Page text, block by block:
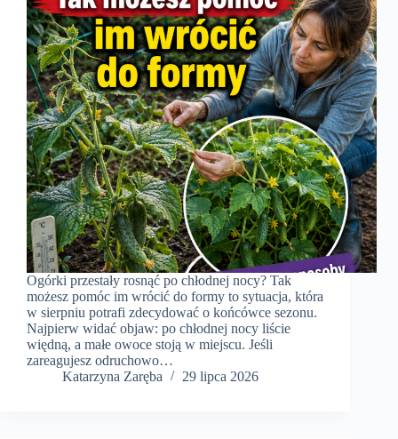
Ogórki przestały rosnąć po chłodnej nocy? Tak
możesz pomóc im wrócić do formy to sytuacja, która
w sierpniu potrafi zdecydować o końcówce sezonu.
Najpierw widać objaw: po chłodnej nocy liście
więdną, a małe owoce stoją w miejscu. Jeśli
zareagujesz odruchowo…
Katarzyna Zaręba
29 lipca 2026